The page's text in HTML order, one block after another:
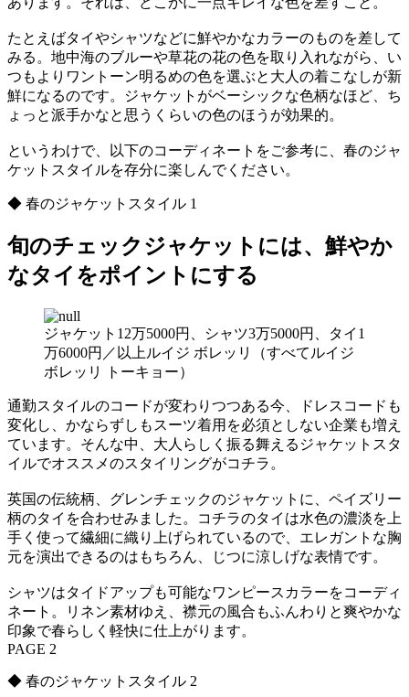
たとえばタイやシャツなどに鮮やかなカラーのものを差して
みる。地中海のブルーや草花の花の色を取り入れながら、い
つもよりワントーン明るめの色を選ぶと大人の着こなしが新
鮮になるのです。ジャケットがベーシックな色柄なほど、ち
ょっと派手かなと思うくらいの色のほうが効果的。
というわけで、以下のコーディネートをご参考に、春のジャ
ケットスタイルを存分に楽しんでください。
◆ 春のジャケットスタイル 1
旬のチェックジャケットには、鮮やか
なタイをポイントにする
ジャケット12万5000円、シャツ3万5000円、タイ1
万6000円／以上ルイジ ボレッリ（すべてルイジ
ボレッリ トーキョー）
通勤スタイルのコードが変わりつつある今、ドレスコードも
変化し、かならずしもスーツ着用を必須としない企業も増え
ています。そんな中、大人らしく振る舞えるジャケットスタ
イルでオススメのスタイリングがコチラ。
英国の伝統柄、グレンチェックのジャケットに、ペイズリー
柄のタイを合わせみました。コチラのタイは水色の濃淡を上
手く使って繊細に織り上げられているので、エレガントな胸
元を演出できるのはもちろん、じつに涼しげな表情です。
シャツはタイドアップも可能なワンピースカラーをコーディ
ネート。リネン素材ゆえ、襟元の風合もふんわりと爽やかな
印象で春らしく軽快に仕上がります。
PAGE 2
◆ 春のジャケットスタイル 2